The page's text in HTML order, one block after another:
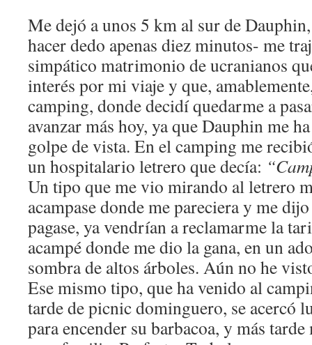
Me dejó a unos 5 km al sur de
hacer dedo apenas diez minutos- me
simpático matrimonio de ucranianos
interés por mi viaje y que,
camping, donde decidí quedarme a
avanzar más hoy, ya que Dauphin me
golpe de vista. En el camping me
un hospitalario letrero que decía:
Un tipo que me vio mirando al letrero
acampase donde me pareciera y me
pagase, ya vendrían a reclamarme la
acampé donde me dio la gana, en un
sombra de altos árboles. Aún no he
Ese mismo tipo, que ha venido al
tarde de picnic dominguero, se acercó
para encender su barbacoa, y más